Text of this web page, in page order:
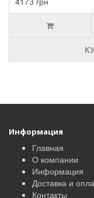
Информация
Главная
О компании
Информация
Доставка и
Контакты